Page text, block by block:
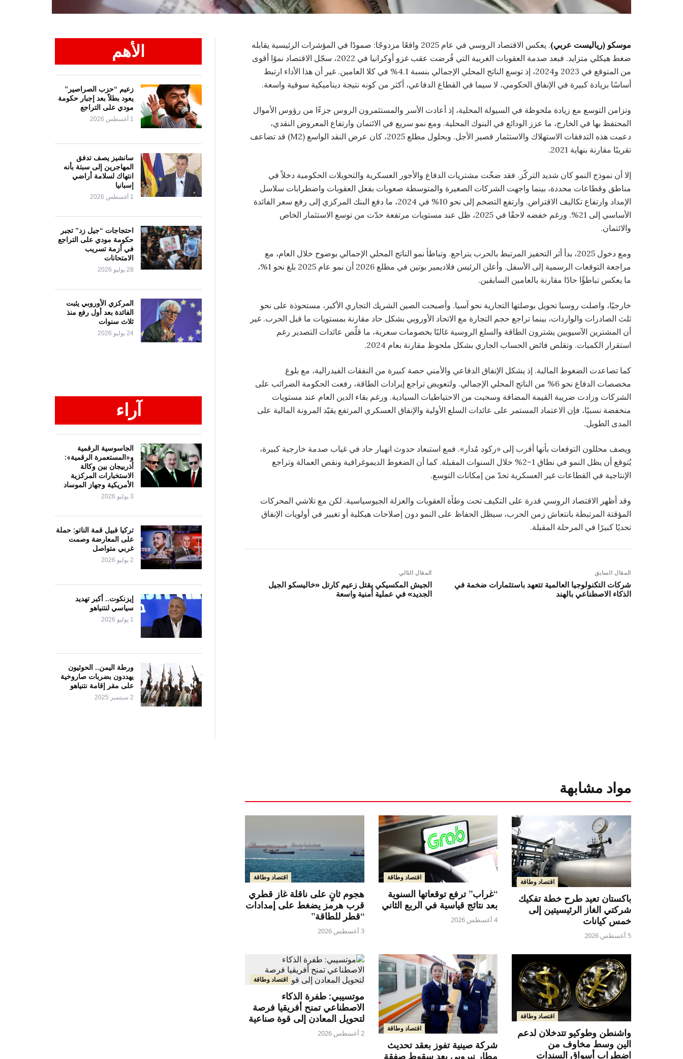
موسكو (رياليست عربي)
. يعكس الاقتصاد الروسي في عام 2025 واقعًا مزدوجًا: صمودًا في المؤشرات الرئيسية يقابله
ضغط هيكلي متزايد. فبعد صدمة العقوبات الغربية التي فُرضت عقب غزو أوكرانيا في 2022، سجّل الاقتصاد نموًا أقوى
من المتوقع في 2023 و2024، إذ توسع الناتج المحلي الإجمالي بنسبة 4.1% في كلا العامين. غير أن هذا الأداء ارتبط
أساسًا بزيادة كبيرة في الإنفاق الحكومي، لا سيما في القطاع الدفاعي، أكثر من كونه نتيجة ديناميكية سوقية واسعة.
وتزامن التوسع مع زيادة ملحوظة في السيولة المحلية، إذ أعادت الأسر والمستثمرون الروس جزءًا من رؤوس الأموال
المحتفظ بها في الخارج، ما عزز الودائع في البنوك المحلية. ومع نمو سريع في الائتمان وارتفاع المعروض النقدي،
دعمت هذه التدفقات الاستهلاك والاستثمار قصير الأجل. وبحلول مطلع 2025، كان عرض النقد الواسع (M2) قد تضاعف
تقريبًا مقارنة بنهاية 2021.
إلا أن نموذج النمو كان شديد التركّز. فقد ضخّت مشتريات الدفاع والأجور العسكرية والتحويلات الحكومية دخلاً في
مناطق وقطاعات محددة، بينما واجهت الشركات الصغيرة والمتوسطة صعوبات بفعل العقوبات واضطرابات سلاسل
الإمداد وارتفاع تكاليف الاقتراض. وارتفع التضخم إلى نحو 10% في 2024، ما دفع البنك المركزي إلى رفع سعر الفائدة
الأساسي إلى 21%. ورغم خفضه لاحقًا في 2025، ظل عند مستويات مرتفعة حدّت من توسع الاستثمار الخاص
والائتمان.
ومع دخول 2025، بدأ أثر التحفيز المرتبط بالحرب يتراجع. وتباطأ نمو الناتج المحلي الإجمالي بوضوح خلال العام، مع
مراجعة التوقعات الرسمية إلى الأسفل. وأعلن الرئيس فلاديمير بوتين في مطلع 2026 أن نمو عام 2025 بلغ نحو 1%،
ما يعكس تباطؤًا حادًا مقارنة بالعامين السابقين.
خارجيًا، واصلت روسيا تحويل بوصلتها التجارية نحو آسيا. وأصبحت الصين الشريك التجاري الأكبر، مستحوذة على نحو
ثلث الصادرات والواردات، بينما تراجع حجم التجارة مع الاتحاد الأوروبي بشكل حاد مقارنة بمستويات ما قبل الحرب. غير
أن المشترين الآسيويين يشترون الطاقة والسلع الروسية غالبًا بخصومات سعرية، ما قلّص عائدات التصدير رغم
استقرار الكميات. وتقلص فائض الحساب الجاري بشكل ملحوظ مقارنة بعام 2024.
كما تصاعدت الضغوط المالية. إذ يشكل الإنفاق الدفاعي والأمني حصة كبيرة من النفقات الفيدرالية، مع بلوغ
مخصصات الدفاع نحو 6% من الناتج المحلي الإجمالي. ولتعويض تراجع إيرادات الطاقة، رفعت الحكومة الضرائب على
الشركات وزادت ضريبة القيمة المضافة وسحبت من الاحتياطيات السيادية. ورغم بقاء الدين العام عند مستويات
منخفضة نسبيًا، فإن الاعتماد المستمر على عائدات السلع الأولية والإنفاق العسكري المرتفع يقيّد المرونة المالية على
المدى الطويل.
ويصف محللون التوقعات بأنها أقرب إلى «ركود مُدار». فمع استبعاد حدوث انهيار حاد في غياب صدمة خارجية كبيرة،
يُتوقع أن يظل النمو في نطاق 1–2% خلال السنوات المقبلة. كما أن الضغوط الديموغرافية ونقص العمالة وتراجع
الإنتاجية في القطاعات غير العسكرية تحدّ من إمكانات التوسع.
وقد أظهر الاقتصاد الروسي قدرة على التكيف تحت وطأة العقوبات والعزلة الجيوسياسية. لكن مع تلاشي المحركات
المؤقتة المرتبطة بانتعاش زمن الحرب، سيظل الحفاظ على النمو دون إصلاحات هيكلية أو تغيير في أولويات الإنفاق
تحديًا كبيرًا في المرحلة المقبلة.
المقال السابق
شركات التكنولوجيا العالمية تتعهد باستثمارات ضخمة في
الذكاء الاصطناعي بالهند
المقال التالي
الجيش المكسيكي يقتل زعيم كارتل «خاليسكو الجيل
الجديد» في عملية أمنية واسعة
الأهم
زعيم “حزب الصراصير”
يعود بطلاً بعد إجبار حكومة
مودي على التراجع
1 أغسطس 2026
سانشيز يصف تدفق
المهاجرين إلى سبتة بأنه
انتهاك لسلامة أراضي
إسبانيا
1 أغسطس 2026
احتجاجات “جيل زد” تجبر
حكومة مودي على التراجع
في أزمة تسريب
الامتحانات
28 يوليو 2026
المركزي الأوروبي يثبت
الفائدة بعد أول رفع منذ
ثلاث سنوات
24 يوليو 2026
آراء
الجاسوسية الرقمية
و«المستعمرة الرقمية»:
أذربيجان بين وكالة
الاستخبارات المركزية
الأمريكية وجهاز الموساد
3 يوليو 2026
تركيا قبيل قمة الناتو: حملة
على المعارضة وصمت
غربي متواصل
2 يوليو 2026
إيزنكوت.. أكبر تهديد
سياسي لنتنياهو
1 يوليو 2026
ورطة اليمن.. الحوثيون
يهددون بضربات صاروخية
على مقر إقامة نتنياهو
2 سبتمبر 2025
مواد مشابهة
اقتصاد وطاقة
باكستان تعيد طرح خطة تفكيك
شركتي الغاز الرئيسيتين إلى
خمس كيانات
5 أغسطس 2026
اقتصاد وطاقة
“غراب” ترفع توقعاتها السنوية
بعد نتائج قياسية في الربع الثاني
4 أغسطس 2026
اقتصاد وطاقة
هجوم ثانٍ على ناقلة غاز قطري
قرب هرمز يضغط على إمدادات
“قطر للطاقة”
3 أغسطس 2026
اقتصاد وطاقة
واشنطن وطوكيو تتدخلان لدعم
الين وسط مخاوف من
اضطراب أسواق السندات
اقتصاد وطاقة
شركة صينية تفوز بعقد تحديث
مطار نيروبي بعد سقوط صفقة
اقتصاد وطاقة
موتسيبي: طفرة الذكاء
الاصطناعي تمنح أفريقيا فرصة
لتحويل المعادن إلى قوة صناعية
2 أغسطس 2026